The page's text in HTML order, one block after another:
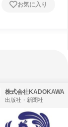
お気に入り
株式会社KADOKAWA
出版社・新聞社